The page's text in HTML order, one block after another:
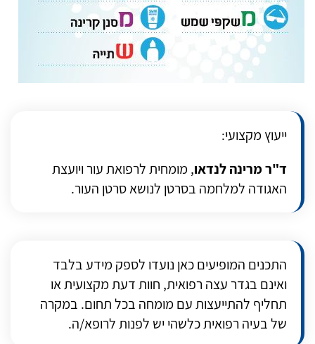
ייעוץ מקצועי:
ד"ר מרינה לנדאו, מומחית לרפואת עור ויועצת
האגודה למלחמה בסרטן לנושא סרטן העור.
התכנים המופיעים כאן נועדו לספק מידע בלבד
ואינם בגדר עצה רפואית, חוות דעת מקצועית או
תחליף להתייעצות עם מומחה בכל תחום. במקרה
של בעיה רפואית כלשהי יש לפנות לרופא/ה.